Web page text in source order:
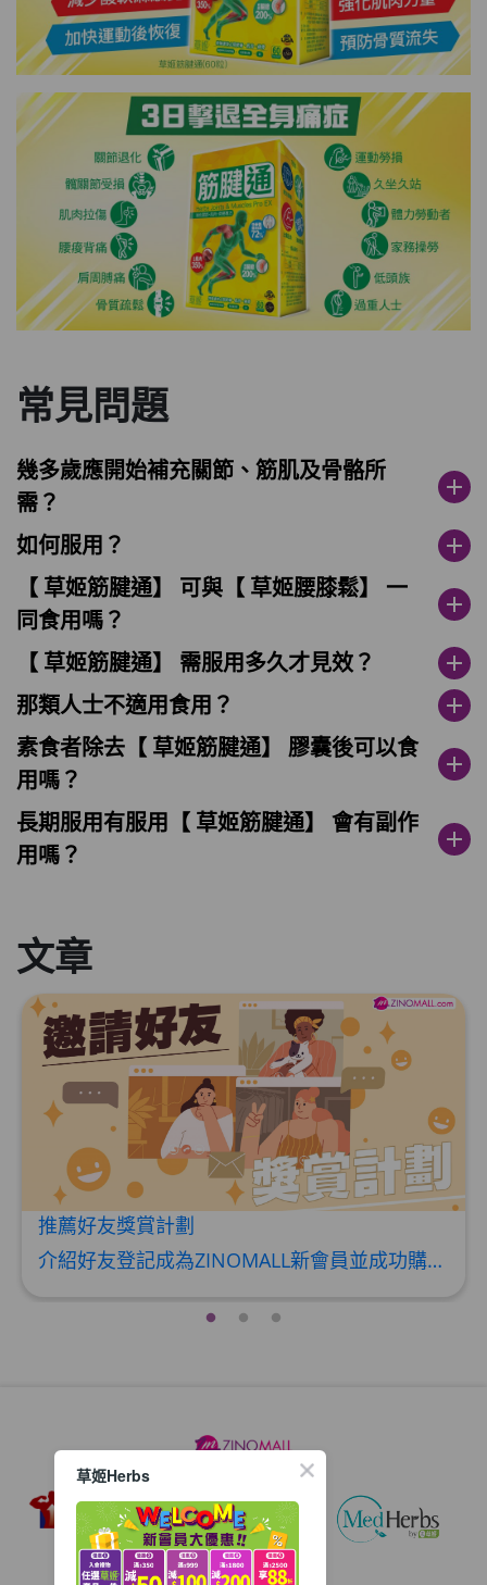
常見問題
幾多歲應開始補充關節、筋肌及骨骼所
需？
add
如何服用？ add
【 草姬筋腱通】 可與【 草姬腰膝鬆】 一
同食用嗎？
add
【 草姬筋腱通】 需服用多久才見效？ add
那類人士不適用食用？ add
素食者除去【 草姬筋腱通】 膠囊後可以食
用嗎？
add
長期服用有服用【 草姬筋腱通】 會有副作
用嗎？
add
文章
推薦好友獎賞計劃
介紹好友登記成為ZINOMALL新會員並成功購物，您即可獲得$50Mall Dollar現金回贈，你的好友亦可同時獲得$50Mall Dollar現金回贈。 **舊會員必須完成首張訂單才可開通邀請好友獎賞計劃** 1. 舊會員可於 我的帳戶>>>邀請好友獎賞 中找到 好友推薦碼 (紅圈位置) 2. 會員可複製好友推薦碼並透過 Whatsapp / Facebook / Email分享給自己好友。推薦好友次數不限，介紹愈多新朋友，可獲得愈多Mall Dollar現金回贈。 3. 好友
草姬Herbs